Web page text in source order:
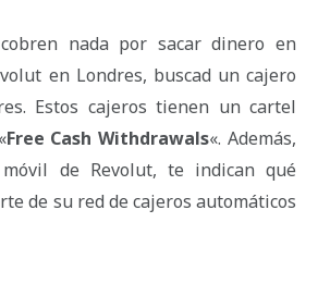
nada por sacar dinero en
en Londres, buscad un cajero
Estos cajeros tienen un cartel
Free Cash Withdrawals«. Además,
de Revolut, te indican qué
de su red de cajeros automáticos